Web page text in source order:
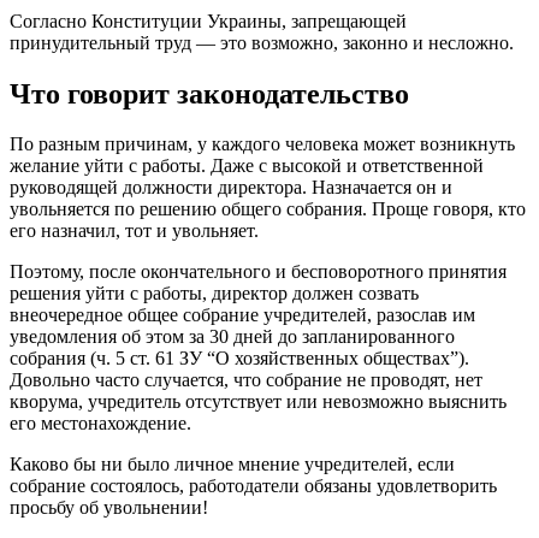
Согласно Конституции Украины, запрещающей
принудительный труд — это возможно, законно и несложно.
Что говорит законодательство
По разным причинам, у каждого человека может возникнуть
желание уйти с работы. Даже с высокой и ответственной
руководящей должности директора. Назначается он и
увольняется по решению общего собрания. Проще говоря, кто
его назначил, тот и увольняет.
Поэтому, после окончательного и бесповоротного принятия
решения уйти с работы, директор должен созвать
внеочередное общее собрание учредителей, разослав им
уведомления об этом за 30 дней до запланированного
собрания (ч. 5 ст. 61 ЗУ “О хозяйственных обществах”).
Довольно часто случается, что собрание не проводят, нет
кворума, учредитель отсутствует или невозможно выяснить
его местонахождение.
Каково бы ни было личное мнение учредителей, если
собрание состоялось, работодатели обязаны удовлетворить
просьбу об увольнении!